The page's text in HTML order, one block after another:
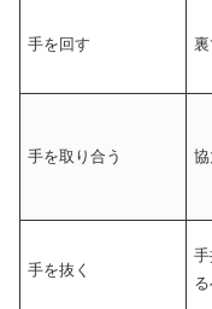
手を回す
手を取り合う
手を抜く
る